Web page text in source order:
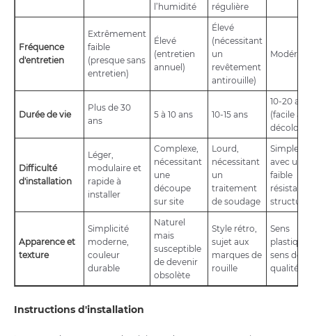
l’humidité
régulière
Fréquence
d'entretien
Extrêmement
faible
(presque sans
entretien)
Élevé
(entretien
annuel)
Élevé
(nécessitant
un
revêtement
antirouille)
Modéré
Durée de vie
Plus de 30
ans
5 à 10 ans 10-15 ans
10-20 ans
(facile à
Difficulté
d'installation
Léger,
modulaire et
rapide à
installer
Complexe,
nécessitant
une
découpe
sur site
Lourd,
nécessitant
un
traitement
de soudage
Simple,
avec une
faible
résistance
Apparence et
texture
Simplicité
moderne,
couleur
durable
Naturel
mais
susceptible
de devenir
obsolète
Style rétro,
sujet aux
marques de
rouille
Sens
plastique
sens de
qualité
Instructions d'installation